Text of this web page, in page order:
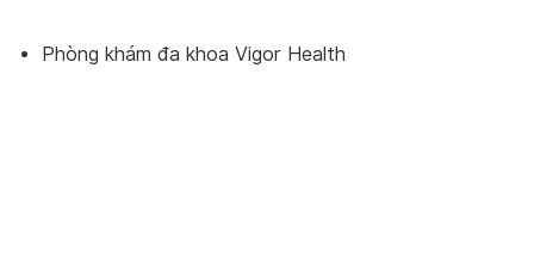
Phòng khám đa khoa Vigor Health